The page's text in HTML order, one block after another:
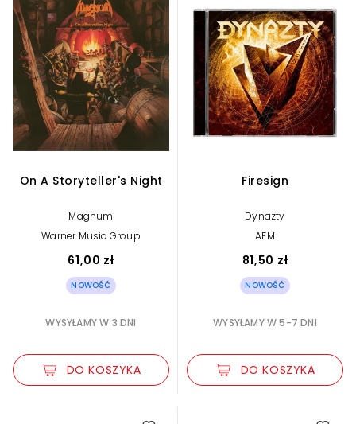
On A Storyteller's Night
Magnum
Warner Music Group
61,00 zł
NOWOŚĆ
WYSYŁAMY W 3 DNI
DO KOSZYKA
Firesign
Dynazty
AFM
81,50 zł
NOWOŚĆ
WYSYŁAMY W 5-7 DNI
DO KOSZYKA